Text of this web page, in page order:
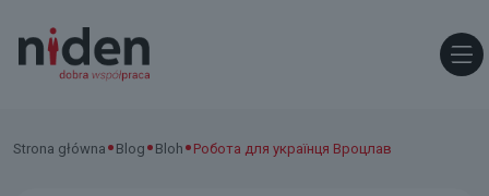
Strona główna • Blog • Bloh • Робота для українця Вроцлав